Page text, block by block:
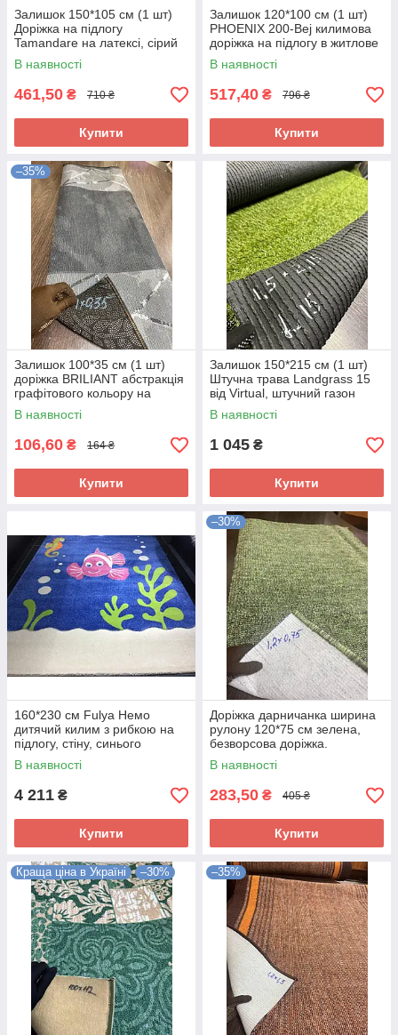
Залишок 150*105 см (1 шт)
Доріжка на підлогу
Tamandare на латексі, сірий
мармур, без ворсу, в
коридор, кухню, не ковзає по
В наявності
461,50 ₴ 710 ₴
Купити
Залишок 120*100 см (1 шт)
PHOENIX 200-Bej килимова
доріжка на підлогу в житлове
приміщення з еко ворсом і
натуральною тканиною.
В наявності
517,40 ₴ 796 ₴
Купити
–35%
Залишок 100*35 см (1 шт)
доріжка BRILIANT абстракція
графітового кольору на
підлогу на кухню, в коридор.
В наявності
106,60 ₴ 164 ₴
Купити
Залишок 150*215 см (1 шт)
Штучна трава Landgrass 15
від Virtual, штучний газон
В наявності
1 045 ₴
Купити
160*230 см Fulya Немо
дитячий килим з рибкою на
підлогу, стіну, синього
кольору
В наявності
4 211 ₴
Купити
–30%
Доріжка дарничанка ширина
рулону 120*75 см зелена,
безворсова доріжка.
В наявності
283,50 ₴ 405 ₴
Купити
Краща ціна в Україні –30% –35%